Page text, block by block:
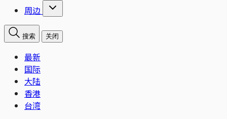
周边
搜索 关闭
最新
国际
大陆
香港
台湾